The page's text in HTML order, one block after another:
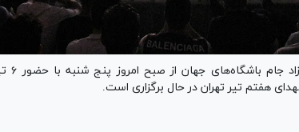
هفتم تیر تهران در حال برگزاری است.